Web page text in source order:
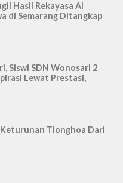
Hasil Rekayasa AI
di Semarang Ditangkap
Siswi SDN Wonosari 2
Lewat Prestasi,
Keturunan Tionghoa Dari